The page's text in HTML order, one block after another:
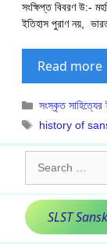
সংক্ষিপ্ত বিবরণ উ:-
ইতিহাস পুরাণ নয়,
Read more
Categories
সংস্কৃত সাহিত্যের
Tags
history of
for:
SLST